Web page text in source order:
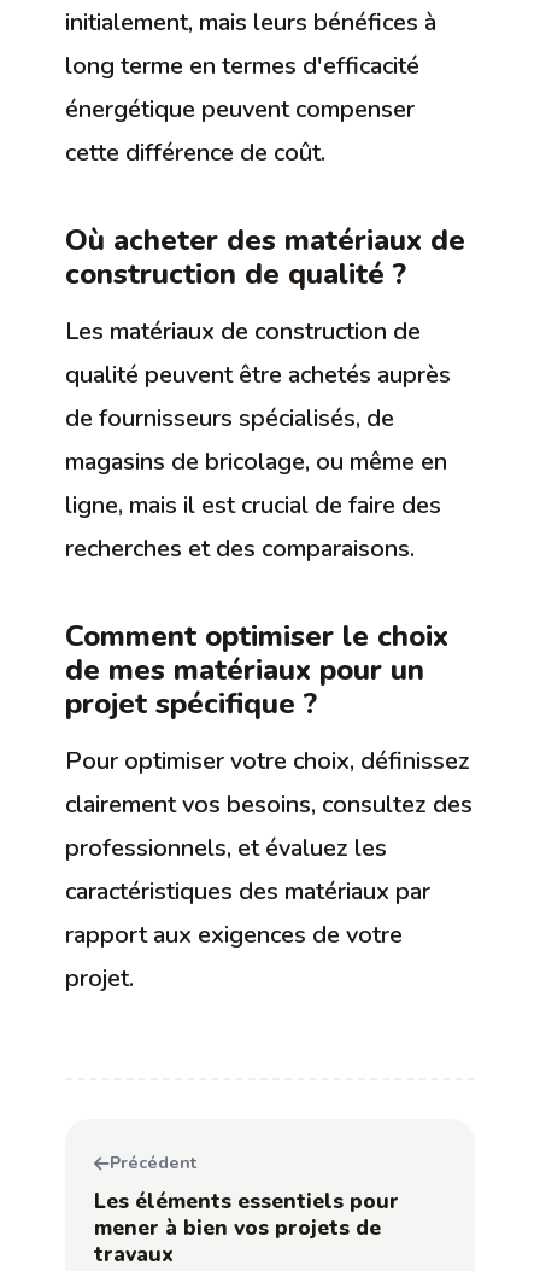
initialement, mais leurs bénéfices à
long terme en termes d'efficacité
énergétique peuvent compenser
cette différence de coût.
Où acheter des matériaux de
construction de qualité ?
Les matériaux de construction de
qualité peuvent être achetés auprès
de fournisseurs spécialisés, de
magasins de bricolage, ou même en
ligne, mais il est crucial de faire des
recherches et des comparaisons.
Comment optimiser le choix
de mes matériaux pour un
projet spécifique ?
Pour optimiser votre choix, définissez
clairement vos besoins, consultez des
professionnels, et évaluez les
caractéristiques des matériaux par
rapport aux exigences de votre
projet.
Précédent
Les éléments essentiels pour
mener à bien vos projets de
travaux